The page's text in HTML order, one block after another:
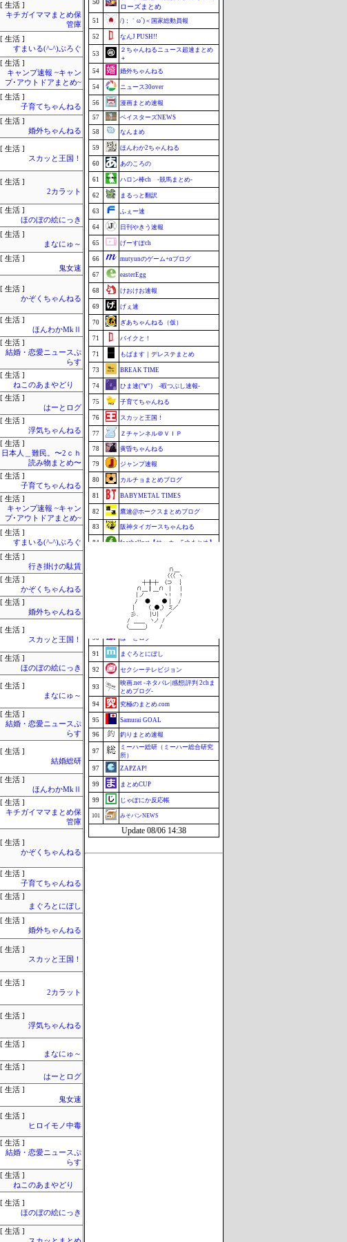
[ 生活 ]
キチガイママまとめ保
管庫
[ 生活 ]
すまいる(^-^)ぶろぐ
[ 生活 ]
キャンプ速報 ~キャン
プ･アウトドアまとめ~
[ 生活 ]
子育てちゃんねる
[ 生活 ]
婚外ちゃんねる
[ 生活 ]
スカッと王国！
[ 生活 ]
2カラット
[ 生活 ]
ほのぼの絵にっき
[ 生活 ]
まなにゅ～
[ 生活 ]
鬼女速
[ 生活 ]
かぞくちゃんねる
[ 生活 ]
ほんわかMkⅡ
[ 生活 ]
結婚・恋愛ニュースぷ
らす
[ 生活 ]
ねこのあまやどり
[ 生活 ]
はーとログ
[ 生活 ]
浮気ちゃんねる
[ 生活 ]
日本人＿難民。〜2ｃｈ
読み物まとめ〜
[ 生活 ]
子育てちゃんねる
[ 生活 ]
キャンプ速報 ~キャン
プ･アウトドアまとめ~
[ 生活 ]
すまいる(^-^)ぶろぐ
[ 生活 ]
行き掛けの駄賃
[ 生活 ]
かぞくちゃんねる
[ 生活 ]
婚外ちゃんねる
[ 生活 ]
スカッと王国！
[ 生活 ]
ほのぼの絵にっき
[ 生活 ]
まなにゅ～
[ 生活 ]
結婚・恋愛ニュースぷ
らす
[ 生活 ]
結婚総研
[ 生活 ]
ほんわかMkⅡ
[ 生活 ]
キチガイママまとめ保
管庫
[ 生活 ]
かぞくちゃんねる
[ 生活 ]
子育てちゃんねる
[ 生活 ]
まぐろとにぼし
[ 生活 ]
婚外ちゃんねる
[ 生活 ]
スカッと王国！
[ 生活 ]
2カラット
[ 生活 ]
浮気ちゃんねる
[ 生活 ]
まなにゅ～
[ 生活 ]
はーとログ
[ 生活 ]
鬼女速
[ 生活 ]
ヒロイモノ中毒
[ 生活 ]
結婚・恋愛ニュースぷ
らす
[ 生活 ]
ねこのあまやどり
[ 生活 ]
ほのぼの絵にっき
[ 生活 ]
50
ローズまとめ
51 /)；｀ω´)＜国家総動員報
52 なんJ PUSH!!
53
２ちゃんねるニュース超速まとめ
＋
54
婚外ちゃんねる
54 ニュース30over
56 漫画まとめ速報
57 ベイスターズNEWS
58 なんまめ
59 ほんわか2ちゃんねる
60 あのころの
61 ハロン棒ch -競馬まとめ-
62 まるっと翻訳
63 ふぇー速
64 日刊やきう速報
65 げーすぽch
66 mutyunのゲーム+αブログ
67 easterEgg
68 けおけお速報
69 げぇ速
70 ぎあちゃんねる（仮）
71 バイクと！
71 もばます｜デレステまとめ
73 BREAK TIME
74 ひま速(°∀°) -暇つぶし速報-
75 子育てちゃんねる
76 スカッと王国！
77 Ｚチャンネル＠ＶＩＰ
78 黄昏ちゃんねる
79 ジャンプ速報
80 カルチョまとめブログ
81 BABYMETAL TIMES
82 鷹速@ホークスまとめブログ
83 阪神タイガースちゃんねる
84 footballnet【サッカー5chまとめ】
ポーランドボール 翻訳
チゲ速
VTuberNews
まなにゅ～
90 はーとログ
91 まぐろとにぼし
92 セクシーテレビジョン
93
映画.net -ネタバレ|感想|評判 2chま
とめブログ-
94
究極のまとめ.com
95 Samurai GOAL
96 釣りまとめ速報
97
ミーハー総研（ミーハー総合研究
所）
97
ZAPZAP!
99 まとめCUP
99 じゃぽにか反応帳
101 みそパンNEWS
Update 08/06 14:38